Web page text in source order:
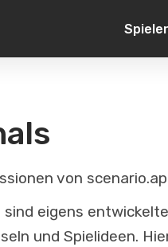
von
sind eigens
und Spielideen.